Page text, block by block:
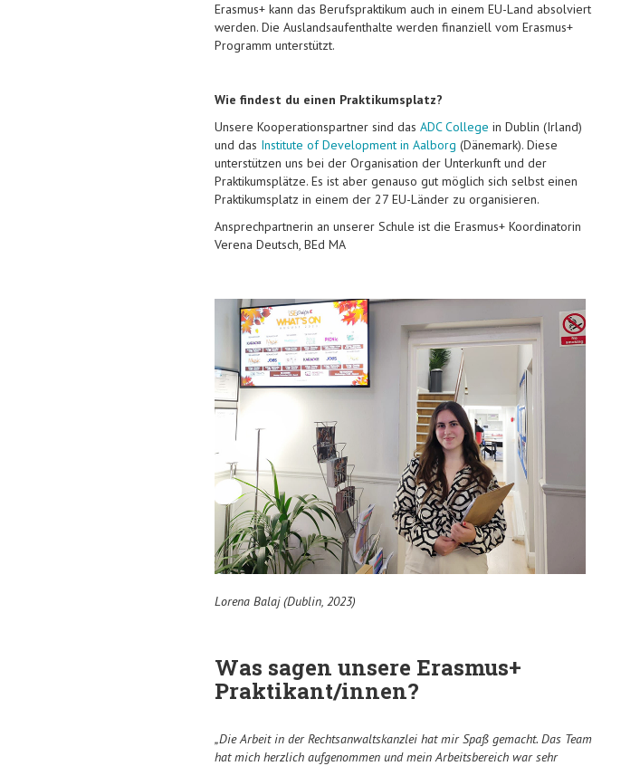
Erasmus+ kann das Berufspraktikum auch in einem EU-Land absolviert
werden. Die Auslandsaufenthalte werden finanziell vom Erasmus+
Programm unterstützt.
Wie findest du einen Praktikumsplatz?
Unsere Kooperationspartner sind das ADC College in Dublin (Irland)
und das Institute of Development in Aalborg (Dänemark). Diese
unterstützen uns bei der Organisation der Unterkunft und der
Praktikumsplätze. Es ist aber genauso gut möglich sich selbst einen
Praktikumsplatz in einem der 27 EU-Länder zu organisieren.
Ansprechpartnerin an unserer Schule ist die Erasmus+ Koordinatorin
Verena Deutsch, BEd MA
Lorena Balaj (Dublin, 2023)
Was sagen unsere Erasmus+
Praktikant/innen?
„Die Arbeit in der Rechtsanwaltskanzlei hat mir Spaß gemacht. Das Team
hat mich herzlich aufgenommen und mein Arbeitsbereich war sehr